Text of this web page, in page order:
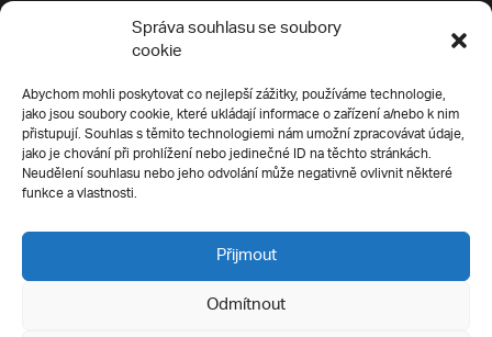
Správa souhlasu se soubory
cookie
Abychom mohli poskytovat co nejlepší zážitky, používáme technologie,
jako jsou soubory cookie, které ukládají informace o zařízení a/nebo k nim
přistupují. Souhlas s těmito technologiemi nám umožní zpracovávat údaje,
jako je chování při prohlížení nebo jedinečné ID na těchto stránkách.
Neudělení souhlasu nebo jeho odvolání může negativně ovlivnit některé
funkce a vlastnosti.
Přijmout
Odmítnout
Správa kolejí a menz
Univerzitní centrum podpory
Silverius
Pro uchazeče
Přijímací řízení
E-prihlaska
Přípravné kurzy
Ochrana soukromí